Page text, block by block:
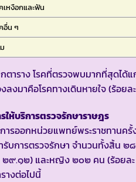
เหงือกและฟัน
อื่น ๆ
ตาราง โรคที่ตรวจพบมากที่สุดได้
ลงมาคือโรคทางเดินหายใจ (ร้อยล
ให้บริการตรวจรักษาราษฎร
ารออกหน่วยแพทย์พระราชทานครั้
รับการตรวจรักษา จำนวนทั้งสิ้น
๒๙.๑๒) และหญิง ๒๐๒ คน (ร้อยล
างต่อไปนี้